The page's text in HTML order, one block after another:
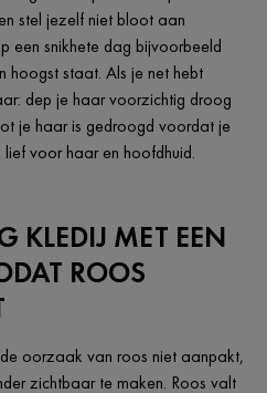
stel jezelf niet bloot aan
een snikhete dag bijvoorbeeld
hoogst staat. Als je net hebt
dep je haar voorzichtig droog
je haar is gedroogd voordat je
voor haar en hoofdhuid.
KLEDIJ MET EEN
ROOS
oorzaak van roos niet aanpakt,
zichtbaar te maken. Roos valt